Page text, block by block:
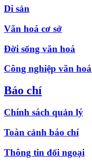
Di sản
Văn hoá cơ sở
Đời sống văn hoá
Công nghiệp văn hoá
Báo chí
Chính sách quản lý
Toàn cảnh báo chí
Thông tin đối ngoại